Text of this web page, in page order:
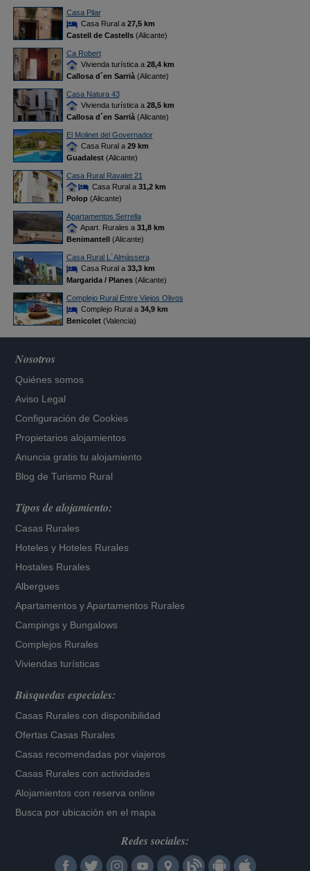
Casa Pilar
Casa Rural a 27,5 km
Castell de Castells(Alicante)
Ca Robert
Vivienda turística a 28,4 km
Callosa d´en Sarrià(Alicante)
Casa Natura 43
Vivienda turística a 28,5 km
Callosa d´en Sarrià(Alicante)
El Molinet del Governador
Casa Rural a 29 km
Guadalest(Alicante)
Casa Rural Ravalet 21
Casa Rural a 31,2 km
Polop(Alicante)
Apartamentos Serrella
Apart. Rurales a 31,8 km
Benimantell(Alicante)
Casa Rural L´Almàssera
Casa Rural a 33,3 km
Margarida / Planes(Alicante)
Complejo Rural Entre Viejos Olivos
Complejo Rural a 34,9 km
Benicolet(Valencia)
Nosotros
Quiénes somos
Aviso Legal
Configuración de Cookies
Propietarios alojamientos
Anuncia gratis tu alojamiento
Blog de Turismo Rural
Tipos de alojamiento:
Casas Rurales
Hoteles y Hoteles Rurales
Hostales Rurales
Albergues
Apartamentos yApartamentos Rurales
Campings y Bungalows
Complejos Rurales
Viviendas turísticas
Búsquedas especiales:
Casas Rurales con disponibilidad
Ofertas Casas Rurales
Casas recomendadas por viajeros
Casas Rurales con actividades
Alojamientos con reserva online
Busca por ubicación en el mapa
Redes sociales: